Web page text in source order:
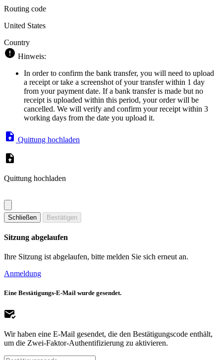
Routing code
United States
Country
Hinweis:
In order to confirm the bank transfer, you will need to upload
a receipt or take a screenshot of your transfer within 1 day
from your payment date. If a bank transfer is made but no
receipt is uploaded within this period, your order will be
cancelled. We will verify and confirm your receipt within 3
working days from the date you upload it.
Quittung hochladen
Quittung hochladen
Schließen Bestätigen
Sitzung abgelaufen
Ihre Sitzung ist abgelaufen, bitte melden Sie sich erneut an.
Anmeldung
Eine Bestätigungs-E-Mail wurde gesendet.
Wir haben eine E-Mail gesendet, die den Bestätigungscode enthält,
um die Zwei-Faktor-Authentifizierung zu aktivieren.